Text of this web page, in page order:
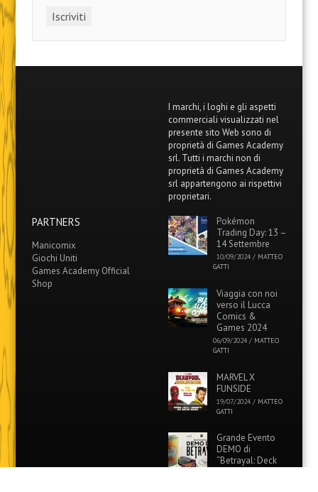
I marchi, i loghi e gli aspetti
commerciali visualizzati nel
presente sito Web sono di
proprietà di Games Academy
srl. Tutti i marchi non di
proprietà di Games Academy
srl appartengono ai rispettivi
proprietari.
PARTNERS
Manicomix
Giochi Uniti
Games Academy Official
Shop
Pokémon
Trading Day: 13 –
14 Settembre
10/09/2024 / MATTEO
GATTI
Viaggia con noi
verso il Lucca
Comics &
Games 2024
06/09/2024 / MATTEO
GATTI
MARVEL X
FUNSIDE
19/07/2024 / MATTEO
GATTI
Grande Evento
DEMO di
“Betrayal: Deck